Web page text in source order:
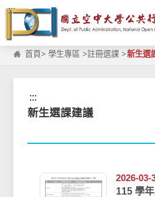
跳到主要內容區塊
:::
首頁>學生專區 >註冊選課 >新生選
:::
新生選課建議
2026-03-
115 學